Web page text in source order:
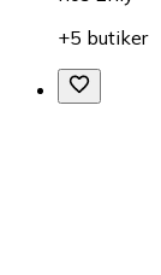
+5 butiker